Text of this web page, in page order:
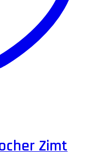
Zimt